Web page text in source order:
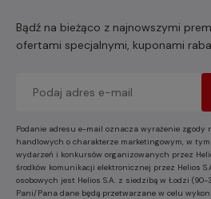
Bądź na bieżąco z najnowszymi
ofertami specjalnymi, kuponami
Podanie adresu e-mail oznacza wyrażenie
handlowych o charakterze marketingowym, w
wydarzeń i konkursów organizowanych przez
środków komunikacji elektronicznej przez Helios
osobowych jest Helios S.A. z siedzibą w Łodzi
Pani/Pana dane będą przetwarzane w celu